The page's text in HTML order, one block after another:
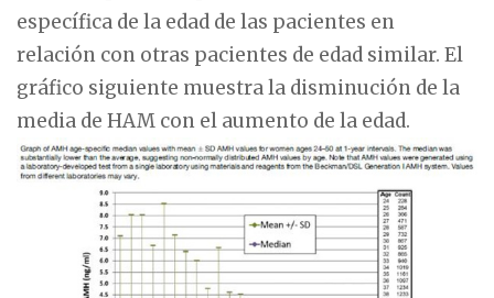
específica de la edad de las pacientes en
relación con otras pacientes de edad similar. El
gráfico siguiente muestra la disminución de la
media de HAM con el aumento de la edad.